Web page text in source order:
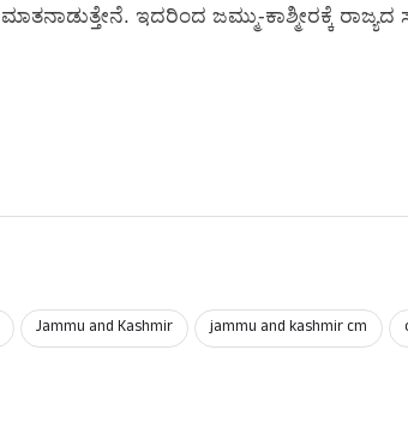
ಇದರಿಂದ ಜಮ್ಮು-ಕಾಶ್ಮೀರಕ್ಕೆ
Jammu and Kashmir jammu and kashmir cm